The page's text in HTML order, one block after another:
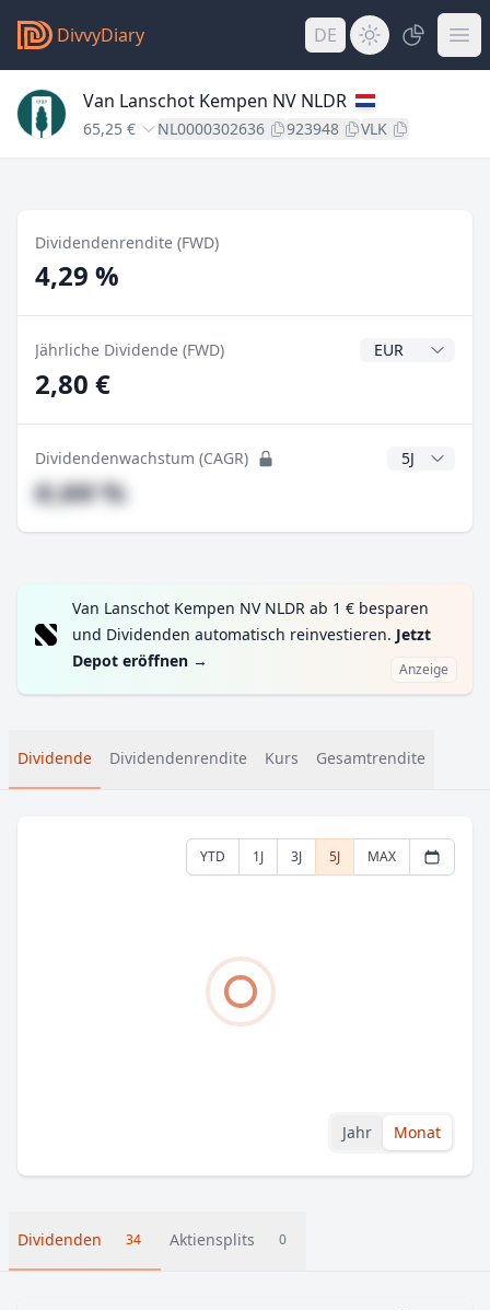
DivvyDiary DE
Van Lanschot Kempen NV NLDR
65,25 € NL0000302636 923948 VLK
Dividendenrendite (FWD)
4,29 %
Jährliche Dividende (FWD)
2,80 €
Dividendenwachstum (CAGR) CAGR Jahre
#,## %
Van Lanschot Kempen NV NLDR ab 1 € besparen
und Dividenden automatisch reinvestieren. Jetzt
Depot eröffnen → Anzeige
Dividende Dividendenrendite Kurs Gesamtrendite
YTD 1J 3J 5J MAX
Jahr Monat
Dividenden 34 Aktiensplits 0